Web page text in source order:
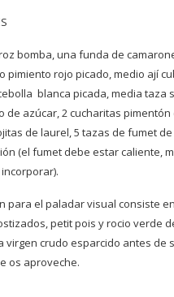
bomba, una funda de
pimiento rojo picado, medio ají
blanca picada, media taza
de azúcar, 2 cucharitas
de laurel, 5 tazas de fumet
(el fumet debe estar caliente,
para el paladar visual consiste
petit pois y rocio verde
virgen crudo esparcido antes de
os aproveche.